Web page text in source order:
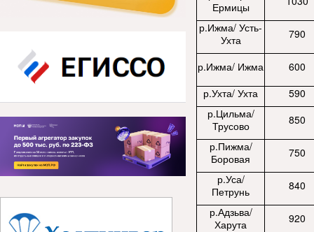
Ермицы
р.Ижма/ Усть-
Ухта
790
р.Ижма/ Ижма
600
р.Ухта/ Ухта
590
р.Цильма/
Трусово
850
р.Пижма/
Боровая
750
р.Уса/
Петрунь
840
р.Адзьва/
Харута
920